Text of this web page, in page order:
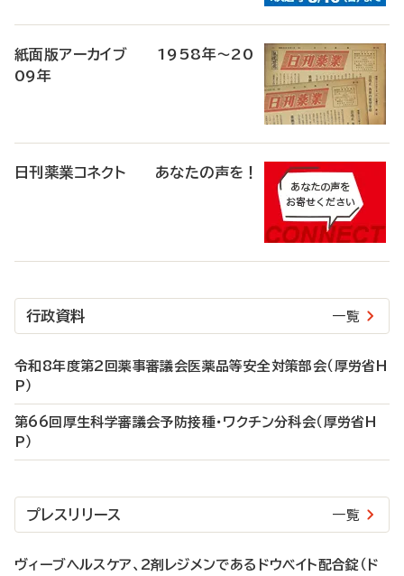
紙面版アーカイブ 1958年～20
09年
日刊薬業コネクト あなたの声を！
行政資料 一覧
令和8年度第2回薬事審議会医薬品等安全対策部会（厚労省H
P）
第66回厚生科学審議会予防接種・ワクチン分科会（厚労省H
P）
プレスリリース 一覧
ヴィーブヘルスケア、2剤レジメンであるドウベイト配合錠（ド